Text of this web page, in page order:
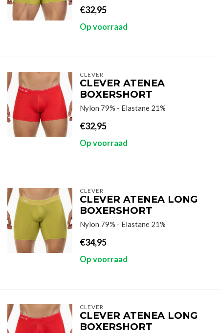
€32,95
Op voorraad
CLEVER
CLEVER ATENEA
BOXERSHORT
Nylon 79% - Elastane 21%
€32,95
Op voorraad
CLEVER
CLEVER ATENEA LONG
BOXERSHORT
Nylon 79% - Elastane 21%
€34,95
Op voorraad
CLEVER
CLEVER ATENEA LONG
BOXERSHORT